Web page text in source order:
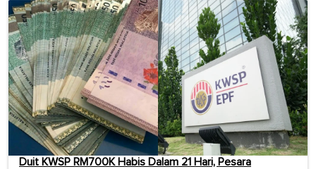
Duit KWSP RM700K Habis Dalam 21 Hari, Pesara